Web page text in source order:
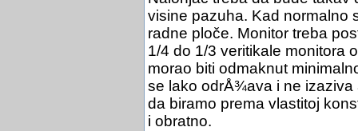
visine pazuha. Kad normalno
radne ploče. Monitor treba
1/4 do 1/3 veritikale monitora
morao biti odmaknut
se lako odrÅ¾ava i ne izaziva
da biramo prema vlastitoj
i obratno.